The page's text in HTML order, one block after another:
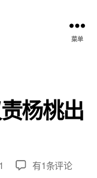
菜单
杨桃出
汉
有1条评论